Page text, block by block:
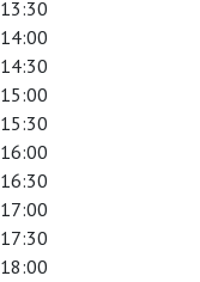
13:30
14:00
14:30
15:00
15:30
16:00
16:30
17:00
17:30
18:00